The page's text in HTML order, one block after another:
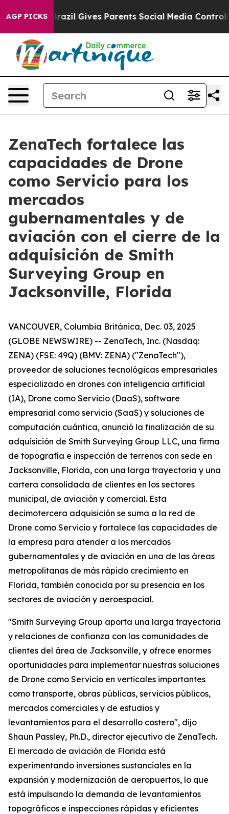
AGP PICKS
Brazil Gives Parents Social Media Controls for
ZenaTech fortalece las
capacidades de Drone
como Servicio para los
mercados
gubernamentales y de
aviación con el cierre de la
adquisición de Smith
Surveying Group en
Jacksonville, Florida
VANCOUVER, Columbia Británica, Dec. 03, 2025
(GLOBE NEWSWIRE) -- ZenaTech, Inc. (Nasdaq:
ZENA) (FSE: 49Q) (BMV: ZENA) ("ZenaTech"),
proveedor de soluciones tecnológicas empresariales
especializado en drones con inteligencia artificial
(IA), Drone como Servicio (DaaS), software
empresarial como servicio (SaaS) y soluciones de
computación cuántica, anunció la finalización de su
adquisición de Smith Surveying Group LLC, una firma
de topografía e inspección de terrenos con sede en
Jacksonville, Florida, con una larga trayectoria y una
cartera consolidada de clientes en los sectores
municipal, de aviación y comercial. Esta
decimotercera adquisición se suma a la red de
Drone como Servicio y fortalece las capacidades de
la empresa para atender a los mercados
gubernamentales y de aviación en una de las áreas
metropolitanas de más rápido crecimiento en
Florida, también conocida por su presencia en los
sectores de aviación y aeroespacial.
"Smith Surveying Group aporta una larga trayectoria
y relaciones de confianza con las comunidades de
clientes del área de Jacksonville, y ofrece enormes
oportunidades para implementar nuestras soluciones
de Drone como Servicio en verticales importantes
como transporte, obras públicas, servicios públicos,
mercados comerciales y de estudios y
levantamientos para el desarrollo costero", dijo
Shaun Passley, Ph.D., director ejecutivo de ZenaTech.
El mercado de aviación de Florida está
experimentando inversiones sustanciales en la
expansión y modernización de aeropuertos, lo que
está impulsando la demanda de levantamientos
topográficos e inspecciones rápidas y eficientes